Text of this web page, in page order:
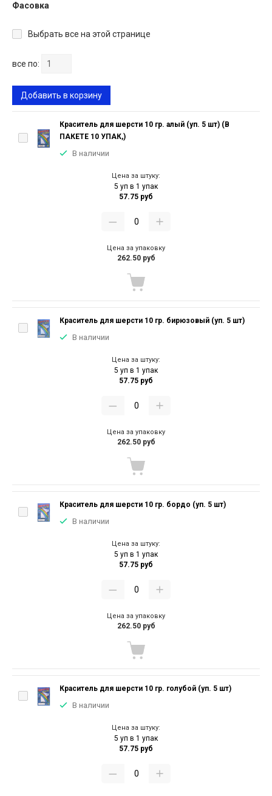
Фасовка
Выбрать все на этой странице
все по:
Добавить в корзину
Краситель для шерсти 10 гр. алый (уп. 5 шт) (В
ПАКЕТЕ 10 УПАК,)
В наличии
Цена за штуку:
5 уп в 1 упак
57.75 руб
Цена за упаковку
262.50 руб
Краситель для шерсти 10 гр. бирюзовый (уп. 5 шт)
В наличии
Цена за штуку:
5 уп в 1 упак
57.75 руб
Цена за упаковку
262.50 руб
Краситель для шерсти 10 гр. бордо (уп. 5 шт)
В наличии
Цена за штуку:
5 уп в 1 упак
57.75 руб
Цена за упаковку
262.50 руб
Краситель для шерсти 10 гр. голубой (уп. 5 шт)
В наличии
Цена за штуку:
5 уп в 1 упак
57.75 руб